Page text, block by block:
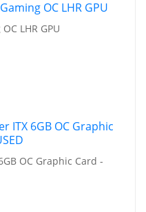
LHR GPU
OC Graphic Card -